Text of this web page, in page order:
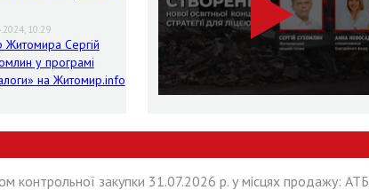
10:29
Сергій
у програмі
на Житомир.info
контрольної закупки 31.07.2026 р. у місцях продажу: АТБ,